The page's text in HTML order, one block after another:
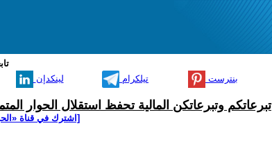
لينكدإن تيلكرام بنترست
تبرعاتكم وتبرعاتكن المالية تحفظ استقلال الحوار
[اشترك في قناة